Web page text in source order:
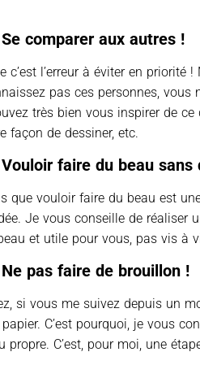
comparer aux autres !
c’est l’erreur à éviter en
pas ces personnes,
très bien vous inspirer de
façon de dessiner, etc.
faire du beau
que vouloir faire du beau est
Je vous conseille de réaliser
et utile pour vous, pas vis à
pas faire de brouillon !
si vous me suivez depuis un
C’est pourquoi, je vous
propre. C’est, pour moi, une